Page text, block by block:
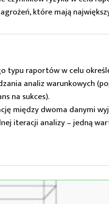
które mają
typu raportów w celu
analiz warunkowych
na sukces).
między dwoma danymi
iteracji analizy – jedną